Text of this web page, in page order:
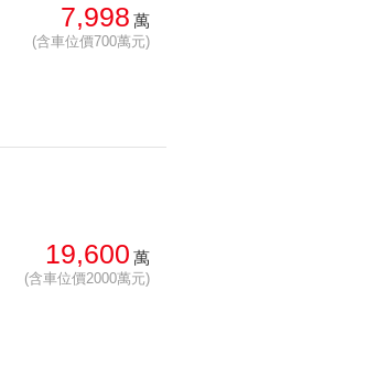
每坪單價: 低 → 高
7,998 萬
(含車位價700萬元)
19,600 萬
(含車位價2000萬元)